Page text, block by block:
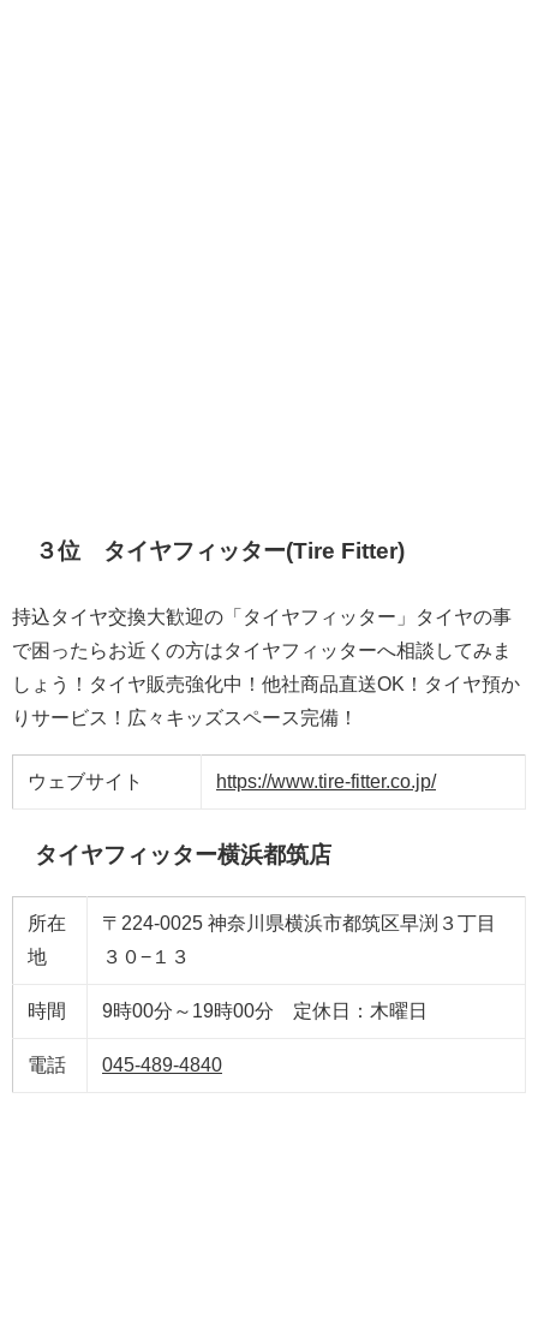
３位 タイヤフィッター(Tire Fitter)
持込タイヤ交換大歓迎の「タイヤフィッター」タイヤの事
で困ったらお近くの方はタイヤフィッターへ相談してみま
しょう！タイヤ販売強化中！他社商品直送OK！タイヤ預か
りサービス！広々キッズスペース完備！
ウェブサイト https://www.tire-fitter.co.jp/
タイヤフィッター横浜都筑店
所在
地
〒224-0025 神奈川県横浜市都筑区早渕３丁目
３０−１３
時間 9時00分～19時00分 定休日：木曜日
電話 045-489-4840